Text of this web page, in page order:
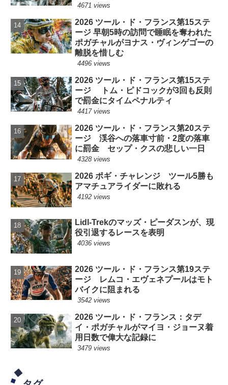
4671 views
2026 ツール・ド・フランス第15ステ
ージ 早朝5時の訪問で睡眠を奪われた
ポガチャルがヨナス・ヴィンゲゴーの
離脱を惜しむ
4496 views
2026 ツール・ド・フランス第15ステ
ージ トム・ピドコックが3回も反則
で罰金にタイムペナルティ
4417 views
2026 ツール・ド・フランス第20ステ
ージ 渓谷への落車寸前・2度の落車
に罰金 セップ・クスの悲しい一日
4328 views
2026 ポギ・チャレンジ ツール5勝も
アマチュアライダーに敗れる
4192 views
Lidl-Trekのマッズ・ピーダスンが、現
役引退するレースを表明
4036 views
2026 ツール・ド・フランス第19ステ
ージ レムコ・エヴェネプールはモト
バイクに阻まれる
3542 views
2026 ツール・ド・フランス：タデ
イ・ポガチャルがマイヨ・ジョーヌ着
用日数で偉大な記録に
3479 views